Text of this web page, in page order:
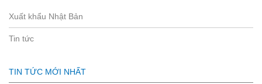
Xuất khẩu Nhật Bản
Tin tức
TIN TỨC MỚI NHẤT